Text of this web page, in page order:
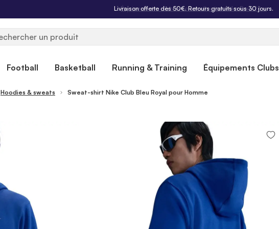
Livraison offerte dès 50€. Retours gratuits sous 30 jours.
Football Basketball Running & Training Équipements Clubs
Hoodies & sweats Sweat-shirt Nike Club Bleu Royal pour Homme